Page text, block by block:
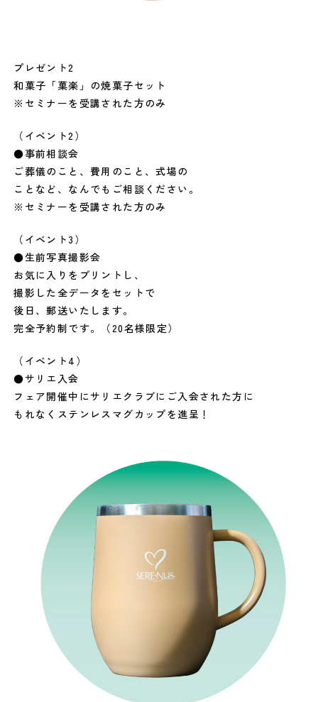
プレゼント2
和菓子「菓楽」の焼菓子セット
※セミナーを受講された方のみ
（イベント2）
●事前相談会
ご葬儀のこと、費用のこと、式場の
ことなど、なんでもご相談ください。
※セミナーを受講された方のみ
（イベント3）
●生前写真撮影会
お気に入りをプリントし、
撮影した全データをセットで
後日、郵送いたします。
完全予約制です。（20名様限定）
（イベント4）
●サリエ入会
フェア開催中にサリエクラブにご入会された方に
もれなくステンレスマグカップを進呈！